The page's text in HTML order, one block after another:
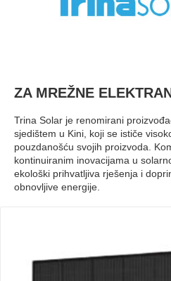
ZA MREŽNE
Trina Solar je renomirani
sjedištem u Kini, koji se ističe
pouzdanošću svojih proizvoda.
kontinuiranim inovacijama u
ekološki prihvatljiva rješenja i
obnovljive energije.